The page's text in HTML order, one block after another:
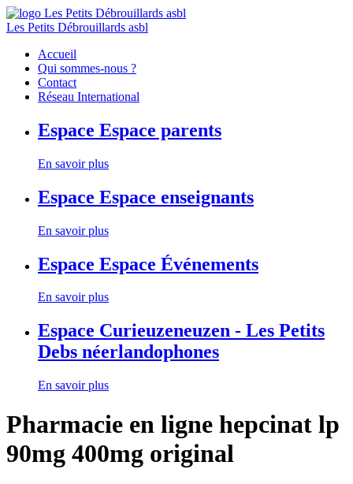
Les Petits Débrouillards asbl
Accueil
Qui sommes-nous ?
Contact
Réseau International
Espace Espace parents
En savoir plus
Espace Espace enseignants
En savoir plus
Espace Espace Événements
En savoir plus
Espace Curieuzeneuzen - Les Petits
Debs néerlandophones
En savoir plus
Pharmacie en ligne hepcinat lp
90mg 400mg original